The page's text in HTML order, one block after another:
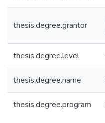
thesis.degree.grantor
thesis.degree.level
thesis.degree.name
thesis.degree.program